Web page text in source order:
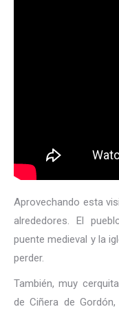
Aprovechando esta
alrededores. El
puente medieval y la
perder.
También, muy
de Ciñera de